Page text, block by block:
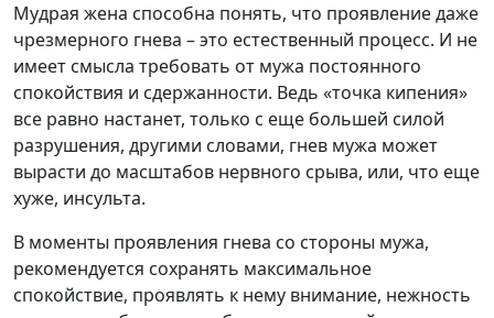
Мудрая жена способна понять, что проявление даже
чрезмерного гнева – это естественный процесс. И не
имеет смысла требовать от мужа постоянного
спокойствия и сдержанности. Ведь «точка кипения»
все равно настанет, только с еще большей силой
разрушения, другими словами, гнев мужа может
вырасти до масштабов нервного срыва, или, что еще
хуже, инсульта.
В моменты проявления гнева со стороны мужа,
рекомендуется сохранять максимальное
спокойствие, проявлять к нему внимание, нежность